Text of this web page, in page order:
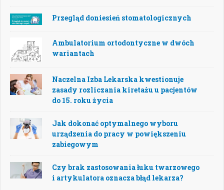
Przegląd doniesień stomatologicznych
Ambulatorium ortodontyczne w dwóch
wariantach
Naczelna Izba Lekarska kwestionuje
zasady rozliczania kiretażu u pacjentów
do 15. roku życia
Jak dokonać optymalnego wyboru
urządzenia do pracy w powiększeniu
zabiegowym
Czy brak zastosowania łuku twarzowego
i artykulatora oznacza błąd lekarza?